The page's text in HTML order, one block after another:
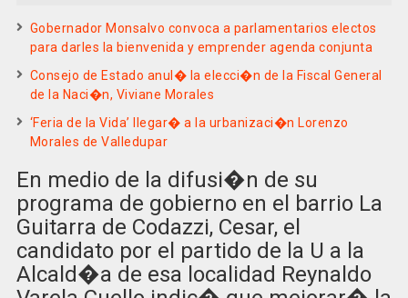
Gobernador Monsalvo convoca a parlamentarios electos
para darles la bienvenida y emprender agenda conjunta
Consejo de Estado anul� la elecci�n de la Fiscal General
de la Naci�n, Viviane Morales
‘Feria de la Vida’ llegar� a la urbanizaci�n Lorenzo
Morales de Valledupar
En medio de la difusi�n de su
programa de gobierno en el barrio La
Guitarra de Codazzi, Cesar, el
candidato por el partido de la U a la
Alcald�a de esa localidad Reynaldo